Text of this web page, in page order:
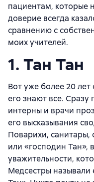
пациентам, которые
доверие всегда
сравнению с
моих учителей.
1. Тан Тан
Вот уже более 20
его знают все. Сразу
интерны и врачи
его высказывания
Поварихи, санитары,
или «господин Тан»,
уважительности,
Медсестры называли